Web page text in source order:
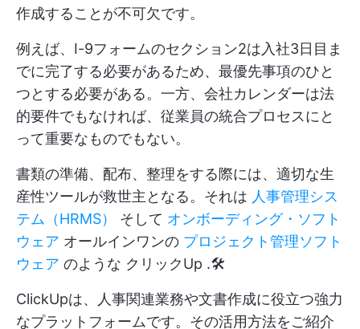
作成することが不可欠です。
例えば、I-9フォームのセクション2は入社3日目ま
でに完了する必要があるため、最優先事項のひと
つとする必要がある。一方、会社カレンダーは法
的要件でもなければ、従業員の統合プロセスにと
って重要なものでもない。
書類の準備、配布、整理をする際には、適切な生
産性ツールが救世主となる。それは 人事管理シス
テム（HRMS）
そして オンボーディング・ソフト
ウェア オールインワンの プロジェクト管理ソフト
ウェア のような クリックUp .🛠️
ClickUpは、人事関連業務や文書作成に役立つ強力
なプラットフォームです。その活用方法をご紹介